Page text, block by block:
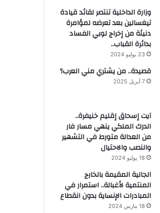
وزارة الداخلية تنتصر لقائد قيادة
تيغسالين بعد تعرضه لمؤامرة
دنيئة من إخراج لوبي الفساد
بدائرة القباب..
23 يوليو 2024
قصيدة.. من يشتري مني العرب؟
7 أبريل 2025
آيت إسحاق إقليم خنيفرة..
الدرك الملكي ينهي مسار فار
من العدالة متورط في التشهير
والنصب والاحتيال
18 يوليو 2024
الجالية المقيمة بالخارج
المنتمية لأغبالة.. استمرار في
المبادرات الإنساية بدون انقطاع
18 مارس 2024